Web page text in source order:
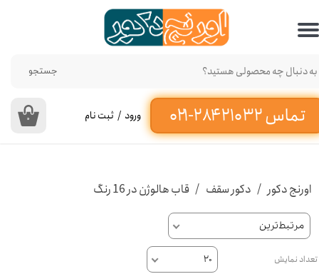
تماس ۳۲ ۲۱۰ ۲۸۴-۰۲۱‌
جستجو
۰ ورود / ثبت نام
حساب کاربری من
تغییر گذر واژه
سفارشات
خروج از حساب کاربری
اورنج دکور دکور سقف قاب هالوژن در 16 رنگ
مرتبط‌ترین
تعداد نمایش ۲۰